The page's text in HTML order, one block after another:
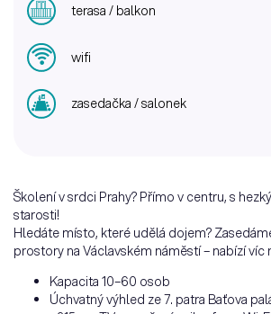
terasa / balkon
wifi
zasedačka / salonek
Školení v srdci Prahy? Přímo v centru, s
starosti!
Hledáte místo, které udělá dojem?
prostory na Václavském náměstí – nabízí víc
Kapacita 10–60 osob
Úchvatný výhled ze 7. patra Baťova